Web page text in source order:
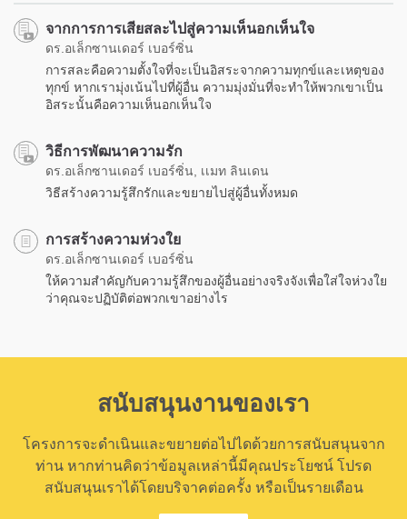
จากการการเสียสละไปสู่ความเห็นอกเห็นใจ
ดร.อเล็กซานเดอร์ เบอร์ซิ่น
การสละคือความตั้งใจที่จะเป็นอิสระจากความทุกข์และเหตุของ
ทุกข์ หากเรามุ่งเน้นไปที่ผู้อื่น ความมุ่งมั่นที่จะทำให้พวกเขาเป็น
อิสระนั้นคือความเห็นอกเห็นใจ
วิธีการพัฒนาความรัก
ดร.อเล็กซานเดอร์ เบอร์ซิ่น, เเมท ลินเดน
วิธีสร้างความรู้สึกรักและขยายไปสู่ผู้อื่นทั้งหมด
การสร้างความห่วงใย
ดร.อเล็กซานเดอร์ เบอร์ซิ่น
ให้ความสำคัญกับความรู้สึกของผู้อื่นอย่างจริงจังเพื่อใส่ใจห่วงใย
ว่าคุณจะปฏิบัติต่อพวกเขาอย่างไร
สนับสนุนงานของเรา
โครงการจะดำเนินและขยายต่อไปไดด้วยการสนับสนุนจาก
ท่าน หากท่านคิดว่าข้อมูลเหล่านี้มีคุณประโยชน์ โปรด
สนับสนุนเราได้โดยบริจาคต่อครั้ง หรือเป็นรายเดือน